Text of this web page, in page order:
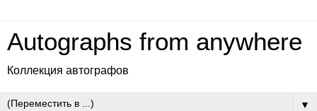
Autographs from anywhere
Коллекция автографов
▼